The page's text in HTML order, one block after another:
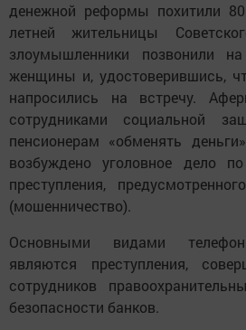
денежной реформы похитили
летней жительницы
злоумышленники позвонили
женщины и, удостоверившись,
напросились на встречу.
сотрудниками социальной
пенсионерам «обменять
возбуждено уголовное дело
преступления,
(мошенничество).
Основными видами
являются преступления,
сотрудников
безопасности банков.